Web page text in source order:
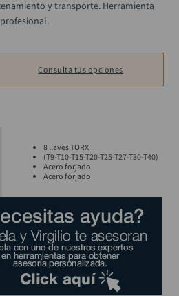
y transporte. Herramienta
Consulta tus opciones
8 llaves TORX
(T9-T10-T15-T20-T25-T27-T30-T40)
Acero forjado
Acero forjado